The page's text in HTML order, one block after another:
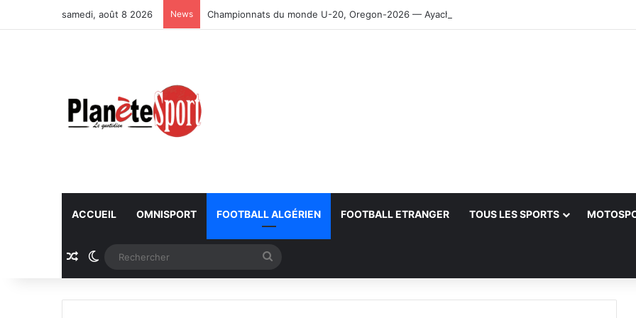
samedi, août 8 2026 News Championnats du monde U-20, Oregon-2026 — Ayachi, Dissa, Touahria et Ghezali en finale
ACCUEIL OMNISPORT FOOTBALL ALGÉRIEN FOOTBALL ETRANGER TOUS LES SPORTS
Article Aléatoire
Switch skin